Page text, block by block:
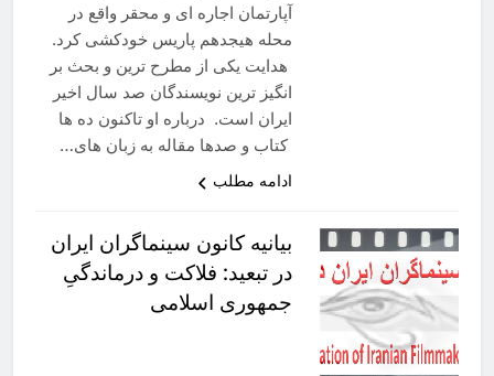
آپارتمان اجاره ای و محقر واقع در
محله هیجدهم پاریس خودکشی کرد.
هدایت یکی از مطرح ترین و بحث بر
انگیز ترین نویسندگان صد سال اخیر
ایران است. درباره او تاکنون ده ها
کتاب و صدها مقاله به زبان های…
ادامه مطلب
بیانیه کانون سینماگران ایران
در تبعید: فلاکت و درماندگیِ
جمهوری اسلامی